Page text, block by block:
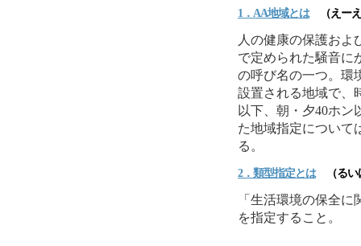
1．AA地域とは（えーえ
人の健康の保護およ
で定められた騒音に
の呼び名の一つ。環
設置される地域で、
以下、朝・夕40ホン
た地域指定について
る。
2． 類型指定とは（るい
「生活環境の保全
を指定すること。